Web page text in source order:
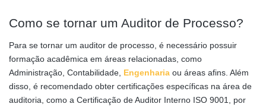
Como se tornar um Auditor de Processo?
Para se tornar um auditor de processo, é necessário possuir
formação acadêmica em áreas relacionadas, como
Administração, Contabilidade, Engenharia ou áreas afins. Além
disso, é recomendado obter certificações específicas na área de
auditoria, como a Certificação de Auditor Interno ISO 9001, por